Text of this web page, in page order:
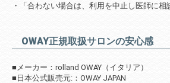
・「合わない場合は、利用を中止し医師に相
OWAY正規取扱サロンの安心感
■メーカー：rolland OWAY（イタリア）
■日本公式販売元:：OWAY JAPAN